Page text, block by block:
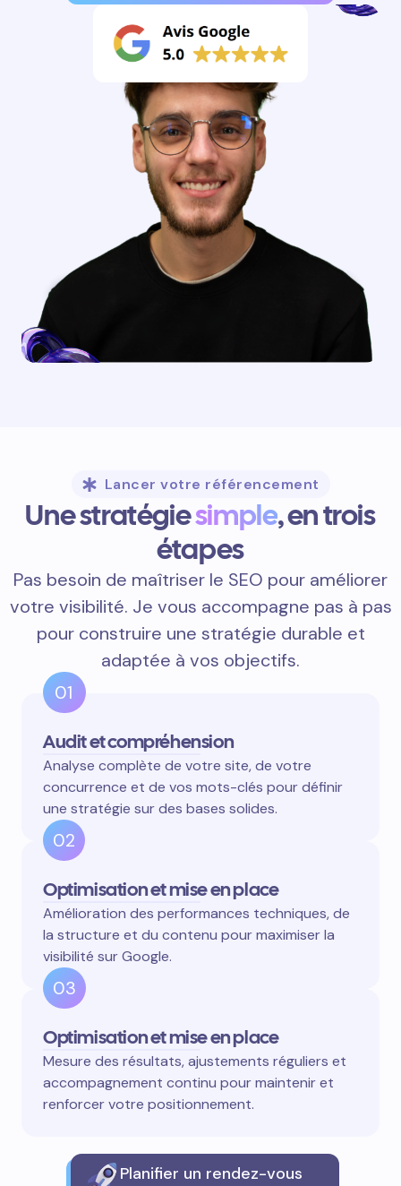
Lancer votre référencement
Une stratégiesimple, en trois
étapes
Pas besoin de maîtriser le SEO pour améliorer
votre visibilité. Je vous accompagne pas à pas
pour construire une stratégie durable et
adaptée à vos objectifs.
01
Audit et compréhension
Analyse complète de votre site, de votre
concurrence et de vos mots-clés pour définir
une stratégie sur des bases solides.
02
Optimisation et mise en place
Amélioration des performances techniques, de
la structure et du contenu pour maximiser la
visibilité sur Google.
03
Optimisation et mise en place
Mesure des résultats, ajustements réguliers et
accompagnement continu pour maintenir et
renforcer votre positionnement.
Planifier un rendez-vous